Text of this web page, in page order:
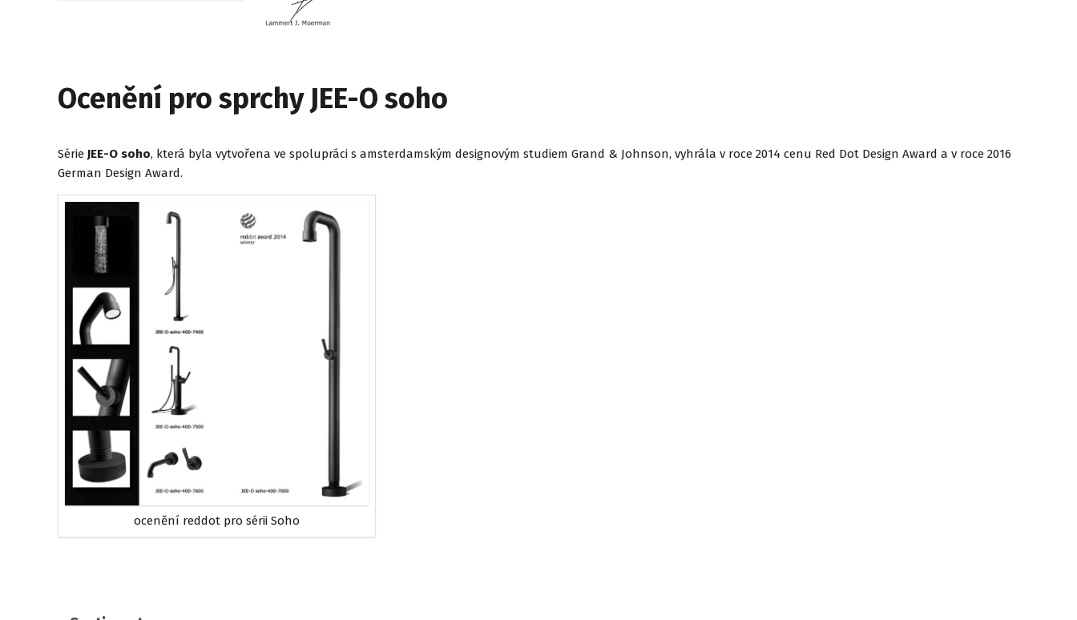
Ocenění pro sprchy JEE-O soho
Série JEE-O soho, která byla vytvořena ve spolupráci s amsterdamským designovým studiem Grand & Johnson, vyhrála v roce 2014 cenu Red Dot Design Award a v roce 2016
German Design Award.
ocenění reddot pro sérii Soho